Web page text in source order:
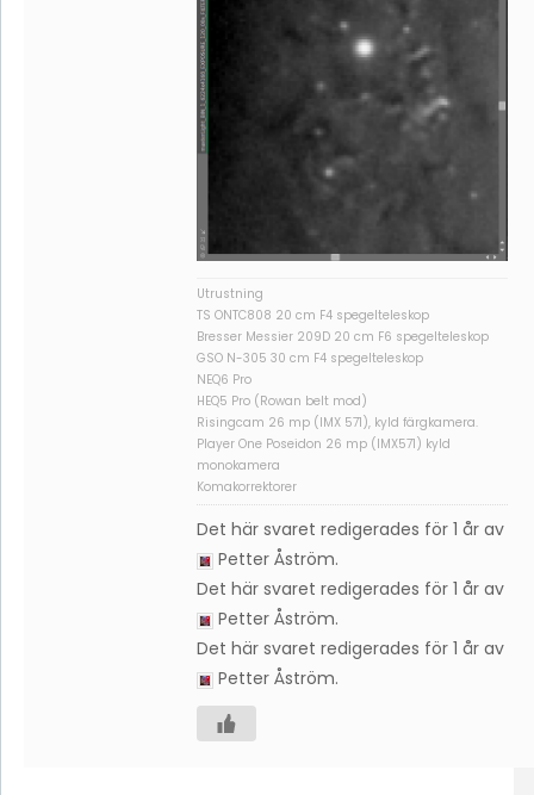
Utrustning
TS ONTC808 20 cm F4 spegelteleskop
Bresser Messier 209D 20 cm F6 spegelteleskop
GSO N-305 30 cm F4 spegelteleskop
NEQ6 Pro
HEQ5 Pro (Rowan belt mod)
Risingcam 26 mp (IMX 571), kyld färgkamera.
Player One Poseidon 26 mp (IMX571) kyld
monokamera
Komakorrektorer
Det här svaret redigerades för 1 år av
Petter Åström.
Det här svaret redigerades för 1 år av
Petter Åström.
Det här svaret redigerades för 1 år av
Petter Åström.